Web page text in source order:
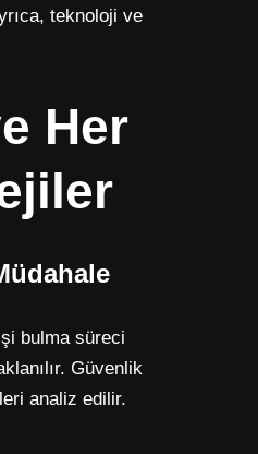
teknoloji ve
Her
bulma süreci
Güvenlik
analiz edilir.